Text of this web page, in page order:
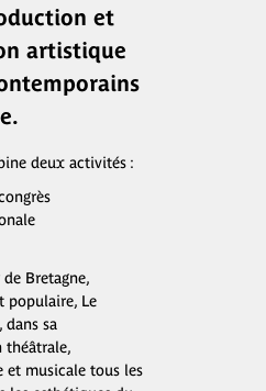
et
artistique
deux activités :
Bretagne,
populaire, Le
dans sa
théâtrale,
et musicale tous les